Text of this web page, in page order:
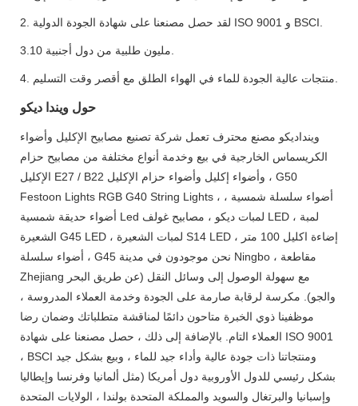
2. لقد حصل مصنعنا على شهادة الجودة الدولية ISO 9001 و BSCI.
حول ويندا ديكو
وينداديكو مصنع محترف تعمل شركة تصنيع مصابيح الإكليل وأضواء
الكريسماس الخارجية في بيع وخدمة أنواع مختلفة من مصابيح حزام
الإكليل E27 / B22 وأضواء إكليل وأضواء حزام الإكليل ، G50
Festoon Lights RGB G40 String Lights ، أضواء سلسلة شمسية ،
أضواء حديقة شمسية Led لمبات ديكو ، مصابيح غولف LED ، لمبة
الشعيرة G45 LED ، لمبات الشعيرة S14 LED ، إضاءة اكليل 100 متر
، أضواء سلسلة G45 نحن موجودون في مدينة Ningbo ، مقاطعة
Zhejiang مع سهولة الوصول إلى وسائل النقل (عن طريق البحر
والجو). مكرسة لرقابة صارمة على الجودة وخدمة العملاء المدروسة ،
موظفينا ذوي الخبرة متاحون دائمًا لمناقشة متطلباتك وضمان رضا
العملاء التام. بالإضافة إلى ذلك ، حصل مصنعنا على شهادة ISO 9001
، BSCI ومنتجاتنا ذات جودة عالية وأداء جيد للماء ، وبيع بشكل جيد
بشكل رئيسي للدول الأوروبية دول أمريكا (مثل ألمانيا وفرنسا وإيطاليا
وإسبانيا والبرتغال والسويد والمملكة المتحدة بولندا ، الولايات المتحدة